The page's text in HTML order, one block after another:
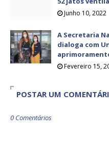
Junho 10, 2022
A Secretaria
dialoga com
Fevereiro 15,
POSTAR UM
0 Comentários